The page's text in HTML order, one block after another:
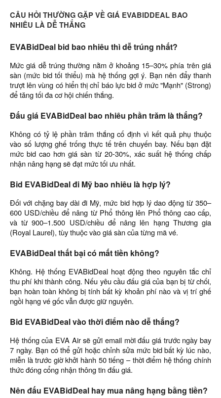
CÂU HỎI THƯỜNG GẶP VỀ GIÁ EVABIDDEAL BAO
NHIÊU LÀ DỄ THẮNG
EVABidDeal bid bao nhiêu thì dễ trúng nhất?
Mức giá dễ trúng thường nằm ở khoảng 15–30% phía trên giá
sàn (mức bid tối thiểu) mà hệ thống gợi ý. Bạn nên đẩy thanh
trượt lên vùng có hiển thị chỉ báo lực bid ở mức "Mạnh" (Strong)
để tăng tối đa cơ hội chiến thắng.
Đấu giá EVABidDeal bao nhiêu phần trăm là thắng?
Không có tỷ lệ phần trăm thắng cố định vì kết quả phụ thuộc
vào số lượng ghế trống thực tế trên chuyến bay. Nếu bạn đặt
mức bid cao hơn giá sàn từ 20-30%, xác suất hệ thống chấp
nhận nâng hạng sẽ đạt mức tối ưu nhất.
Bid EVABidDeal đi Mỹ bao nhiêu là hợp lý?
Đối với chặng bay dài đi Mỹ, mức bid hợp lý dao động từ 350–
600 USD/chiều để nâng từ Phổ thông lên Phổ thông cao cấp,
và từ 900–1.500 USD/chiều để nâng lên hạng Thương gia
(Royal Laurel), tùy thuộc vào giá sàn của từng mã vé.
EVABidDeal thất bại có mất tiền không?
Không. Hệ thống EVABidDeal hoạt động theo nguyên tắc chỉ
thu phí khi thành công. Nếu yêu cầu đấu giá của bạn bị từ chối,
bạn hoàn toàn không bị tính bất kỳ khoản phí nào và vị trí ghế
ngồi hạng vé gốc vẫn được giữ nguyên.
Bid EVABidDeal vào thời điểm nào dễ thắng?
Hệ thống của EVA Air sẽ gửi email mời đấu giá trước ngày bay
7 ngày. Bạn có thể gửi hoặc chỉnh sửa mức bid bất kỳ lúc nào,
miễn là trước giờ khởi hành 50 tiếng – thời điểm hệ thống chính
thức đóng cổng nhận thông tin đấu giá.
Nên đấu EVABidDeal hay mua nâng hạng bằng tiền?